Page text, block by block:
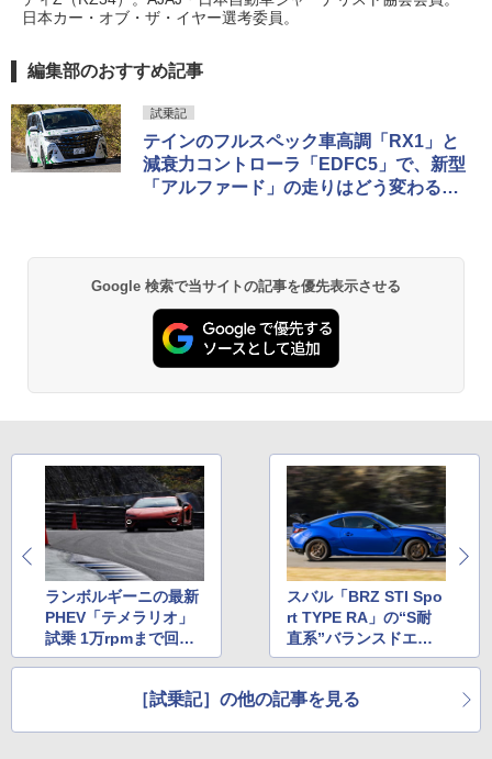
日本カー・オブ・ザ・イヤー選考委員。
編集部のおすすめ記事
試乗記
テインのフルスペック車高調「RX1」と
減衰力コントローラ「EDFC5」で、新型
「アルファード」の走りはどう変わる
Google 検索で当サイトの記事を優先表示させる
ランボルギーニの最新
PHEV「テメラリオ」
試乗 1万rpmまで回る
エンジンはまるでフル
バイクの世界観
スバル「BRZ STI Spo
rt TYPE RA」の“S耐
直系”バランスドエン
ジンをサーキットで試
［試乗記］の他の記事を見る